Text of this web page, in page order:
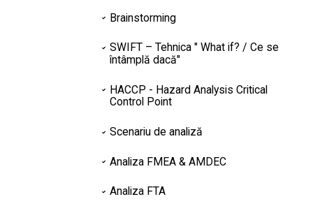
Brainstorming
SWIFT – Tehnica " What if? / Ce se
întâmplă dacă"
HACCP - Hazard Analysis Critical
Control Point
Scenariu de analiză
Analiza FMEA & AMDEC
Analiza FTA